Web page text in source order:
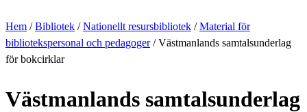
Hem /Bibliotek /Nationellt resursbibliotek /Material för
bibliotekspersonal och pedagoger/Västmanlands samtalsunderlag
för bokcirklar
Västmanlands samtalsunderlag